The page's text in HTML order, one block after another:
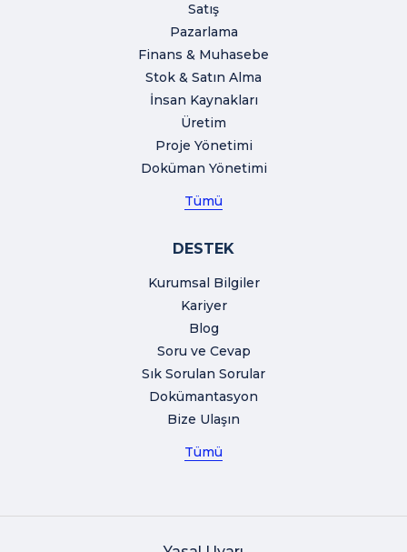
Satış
Pazarlama
Finans & Muhasebe
Stok & Satın Alma
İnsan Kaynakları
Üretim
Proje Yönetimi
Doküman Yönetimi
Tümü
DESTEK
Kurumsal Bilgiler
Kariyer
Blog
Soru ve Cevap
Sık Sorulan Sorular
Dokümantasyon
Bize Ulaşın
Tümü